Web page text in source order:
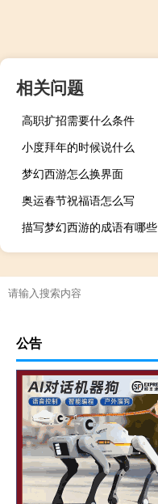
相关问题
高职扩招需要什么条件
小度拜年的时候说什么
梦幻西游怎么换界面
奥运春节祝福语怎么写
描写梦幻西游的成语有哪些
公告